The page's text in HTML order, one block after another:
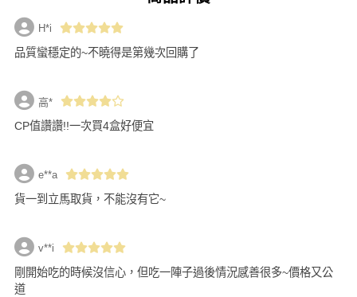
H*i
品質蠻穩定的~不曉得是第幾次回購了
高*
CP值讚讚!!一次買4盒好便宜
e**a
貨一到立馬取貨，不能沒有它~
v**i
剛開始吃的時候沒信心，但吃一陣子過後情況感善很多~價格又公
道